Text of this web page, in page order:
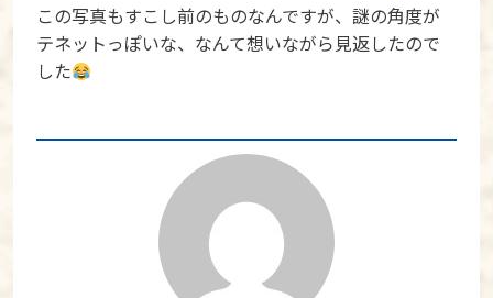
この写真もすこし前のものなんですが、謎の角度が
テネットっぽいな、なんて想いながら見返したので
した